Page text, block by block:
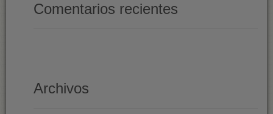
Comentarios recientes
Archivos